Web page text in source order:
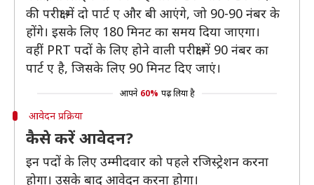
की परीक्षा में दो पार्ट ए और बी आएंगे, जो 90-90 नंबर के
होंगे। इसके लिए 180 मिनट का समय दिया जाएगा।
वहीं PRT पदों के लिए होने वाली परीक्षा में 90 नंबर का
पार्ट ए है, जिसके लिए 90 मिनट दिए जाएं।
आपने 60% पढ़ लिया है
आवेदन प्रक्रिया
कैसे करें आवेदन?
इन पदों के लिए उम्मीदवार को पहले रजिस्ट्रेशन करना
होगा। उसके बाद आवेदन करना होगा।